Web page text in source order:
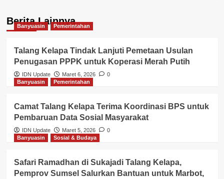
Berita Lainnya
Banyuasin Pemerintahan
Talang Kelapa Tindak Lanjuti Pemetaan Usulan
Penugasan PPPK untuk Koperasi Merah Putih
IDN Update Maret 6, 2026
0
Banyuasin
Pemerintahan
Camat Talang Kelapa Terima Koordinasi BPS untuk
Pembaruan Data Sosial Masyarakat
IDN Update Maret 5, 2026
0
Banyuasin
Sosial & Budaya
Safari Ramadhan di Sukajadi Talang Kelapa,
Pemprov Sumsel Salurkan Bantuan untuk Marbot,